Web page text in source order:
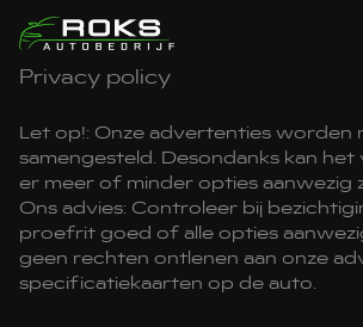
Privacy policy
Let op!: Onze advertenties worden
samengesteld. Desondanks kan
er meer of minder opties aanwezig
Ons advies: Controleer bij
proefrit goed of alle opties
geen rechten ontlenen aan onze
specificatiekaarten op de auto.